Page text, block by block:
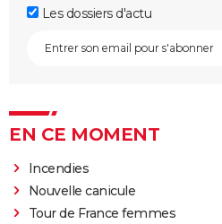
Les dossiers d'actu
EN CE MOMENT
Incendies
Nouvelle canicule
Tour de France femmes